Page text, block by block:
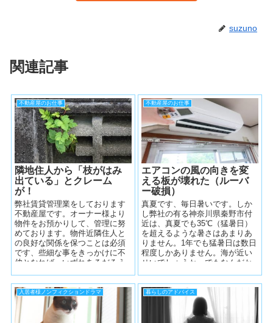
suzuno
関連記事
不動産屋のお仕事
隣地住人から「枝がはみ
出ている」とクレーム
が！
弊社賃貸管理業をしております
不動産屋です。オーナー様より
物件をお預かりして、管理に努
めております。物件近隣住人と
の良好な関係を保つことは必須
です、些細な事をきっかけに不
仲となれば、いずれあるだろう
どということも...
不動産屋のお仕事
エアコンの風の向きを変
える板が壊れた（ルーバ
ー破損）
真夏です、毎日暑いです。しか
し弊社の有る神奈川県秦野市付
近は、真夏でも35℃（猛暑日）
を超えるような暑さはあまりあ
りません。1年でも猛暑日は数日
程度しかありません。海が近い
せいでしょうか。でもなんだか
い・・・。 ...
入居者様ノンフィクションドラマ 暮らしのアドバイス